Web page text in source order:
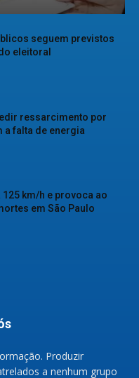
seguem previstos
eleitoral
ressarcimento por
a falta de energia
125 km/h e provoca ao
em São Paulo
Produzir
a nenhum grupo